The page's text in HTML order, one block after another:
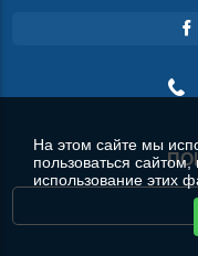
На этом сайте мы
пользоваться
использование этих